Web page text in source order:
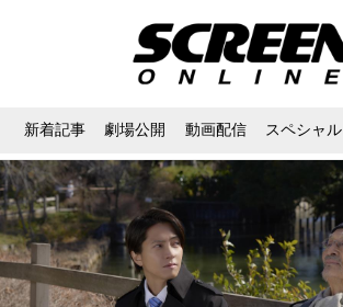
新着記事 劇場公開 動画配信 スペシャル